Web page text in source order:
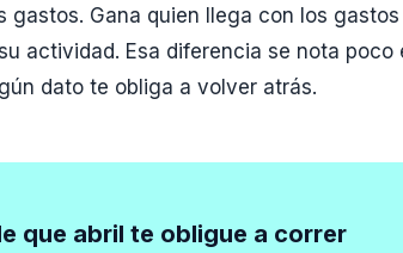
gastos. Gana quien llega con los
actividad. Esa diferencia se nota poco
dato te obliga a volver atrás.
que abril te obligue a correr